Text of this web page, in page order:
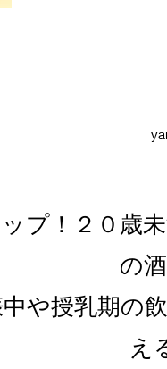
プ！２０歳
の
や授乳期の
え